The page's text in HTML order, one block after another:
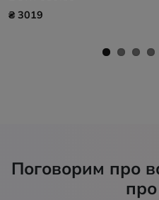
₴ 3019
Поговорим про